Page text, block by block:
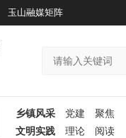
玉山融媒矩阵
乡镇风采 党建
聚焦
文明实践
理论 阅读